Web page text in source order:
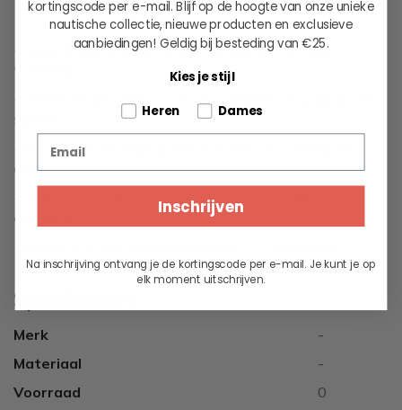
- Gegarandeerd droge spullen bij gebruik van deze
waterkluis
- Uitermate geschikt voor levensmiddelen of waardevolle
spullen
- Doordat de ton blijft drijven en lucht- en waterdicht is, is
deze ideaal tijdens het watersporten
- Sluit door middel van schroefdeksel met rubberen
afsluiting
- Inhoud: 6,4 liter, diameter opening: 14 centimeter
Specificaties
Merk
-
Materiaal
-
Voorraad
0
kortingscode per e-mail. Blijf op de hoogte van onze unieke
nautische collectie, nieuwe producten en exclusieve
aanbiedingen! Geldig bij besteding van €25.
Kies je stijl
Tell us about your pets
Heren Dames
Inschrijven
Na inschrijving ontvang je de kortingscode per e-mail. Je kunt je op
elk moment uitschrijven.